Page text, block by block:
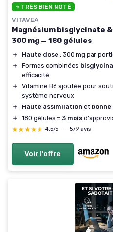
⭐ TRÈS BIEN NOTÉ
VITAVEA
Magnésium bisglycinate
300 mg — 180 gélules
＋ Haute dose : 300 mg par
＋
Formes combinées
efficacité
＋
Vitamine B6 ajoutée pour
système nerveux
＋
Haute assimilation et
＋
180 gélules = 3 mois
★★★★★
★★★★★ 4,5/5 — 579 avis
Voir l'offre